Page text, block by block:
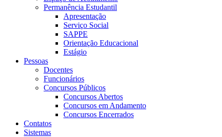
Permanência Estudantil
Apresentação
Serviço Social
SAPPE
Orientação Educacional
Estágio
Pessoas
Docentes
Funcionários
Concursos Públicos
Concursos Abertos
Concursos em Andamento
Concursos Encerrados
Contatos
Sistemas